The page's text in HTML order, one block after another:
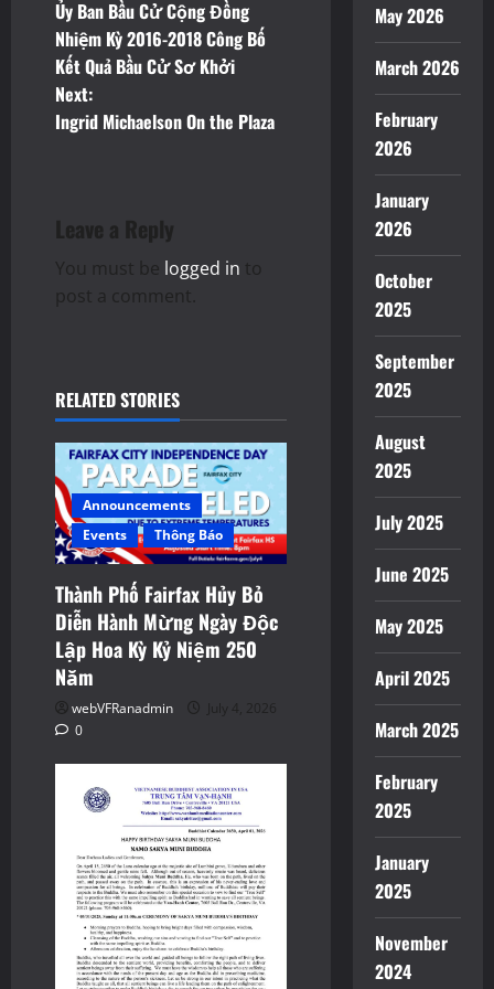
o
s
t
a
v
i
a
t
i
o
n
Ủy Ban Bầu Cử Cộng Đồng
Nhiệm Kỳ 2016-2018 Công Bố
Kết Quả Bầu Cử Sơ Khởi
Next:
Ingrid Michaelson On the Plaza
Leave a Reply
You must be logged in to
post a comment.
RELATED STORIES
Announcements
Events
Thông Báo
Thành Phố Fairfax Hủy Bỏ
Diễn Hành Mừng Ngày Độc
Lập Hoa Kỳ Kỷ Niệm 250
Năm
webVFRanadmin
July 4, 2026
0
May 2026
March 2026
February
2026
January
2026
October
2025
September
2025
August
2025
July 2025
June 2025
May 2025
April 2025
March 2025
February
2025
January
2025
November
2024